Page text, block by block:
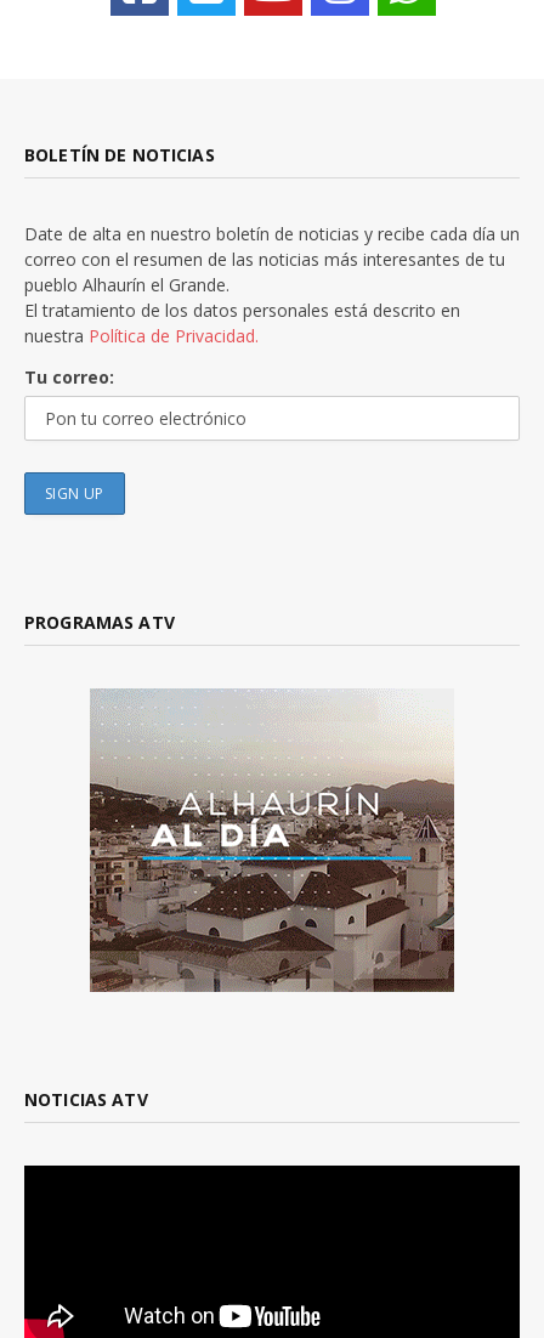
BOLETÍN DE NOTICIAS
Date de alta en nuestro boletín de noticias y recibe cada día un
correo con el resumen de las noticias más interesantes de tu
pueblo Alhaurín el Grande.
El tratamiento de los datos personales está descrito en
nuestra Política de Privacidad.
Tu correo:
PROGRAMAS ATV
NOTICIAS ATV